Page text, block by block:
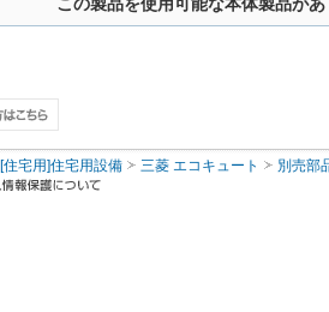
この製品を使用可能な本体製品が
[住宅用]住宅用設備 三菱 エコキュート 別売部